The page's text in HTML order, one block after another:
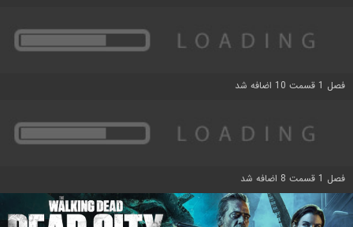
فصل 1 قسمت 10 اضافه شد
فصل 1 قسمت 8 اضافه شد